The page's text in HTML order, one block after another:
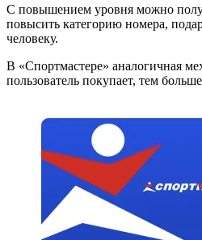
С повышением уровня можно
повысить категорию номера,
человеку.
В «Спортмастере» аналогичная
пользователь покупает, тем